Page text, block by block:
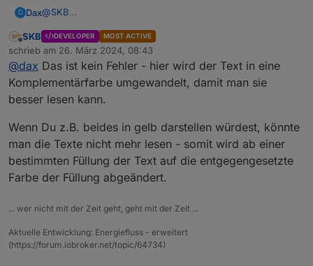
D Dax@SKB
mir ist jetz ein Fehler aufgefallen: Ich hab beim Auto-Feld
eine Füllung eingestellt, aber dann stimmen die Farben
von den Werten nicht:
Meine Einstellungen:
Das Ergebnis:
Ohne Füllung passt es:
Offline
SKB DEVELOPER MOST ACTIVE
schrieb am 26. März 2024, 08:43
zuletzt editiert von
@dax Das ist kein Fehler - hier wird der Text in eine
Komplementärfarbe umgewandelt, damit man sie
besser lesen kann.
Wenn Du z.B. beides in gelb darstellen würdest, könnte
man die Texte nicht mehr lesen - somit wird ab einer
bestimmten Füllung der Text auf die entgegengesetzte
Farbe der Füllung abgeändert.
... wer nicht mit der Zeit geht, geht mit der Zeit ...
Aktuelle Entwicklung: Energiefluss - erweitert
(https://forum.iobroker.net/topic/64734)